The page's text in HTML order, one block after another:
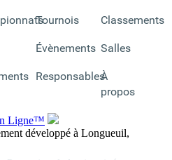
Tournois
Évènements
Responsables
Classements
Salles
À
propos
Ligne™
développé à Longueuil,